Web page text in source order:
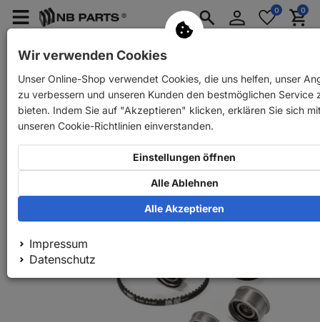
Menü
PKW Anhänger Ersatzteile
AnmeldenMerkzettel
aufklappen
0 0
Zurück PKW Ersatzteile SKF Zahnriemen Satz
Wir verwenden Cookies
Unser Online-Shop verwendet Cookies, die uns helfen, unser
zu verbessern und unseren Kunden den bestmöglichen Service
bieten. Indem Sie auf "Akzeptieren" klicken, erklären Sie sich
unseren Cookie-Richtlinien einverstanden.
Einstellungen öffnen
Alle Ablehnen
Alle Akzeptieren
Impressum
Datenschutz